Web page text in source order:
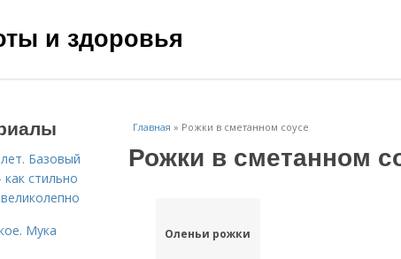
и здоровья
Главная » Рожки в сметанном соусе
Рожки в сметанном
Оленьи рожки
Базовый
стильно
Мука